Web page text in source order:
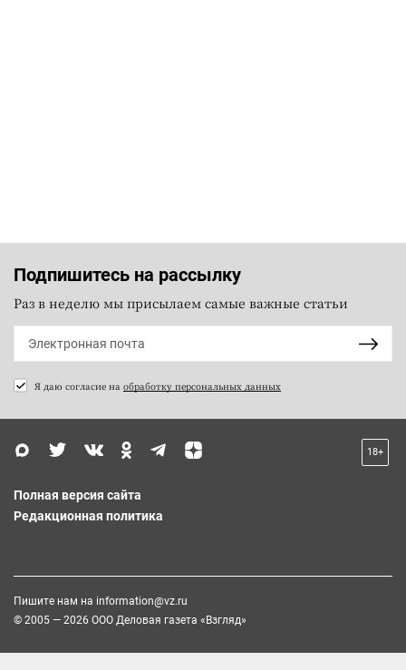
Подпишитесь на рассылку
Раз в неделю мы присылаем самые важные статьи
Я даю согласие на обработку персональных данных
18+
Полная версия сайта
Редакционная политика
Пишите нам на information@vz.ru
© 2005 — 2026 ООО Деловая газета «Взгляд»